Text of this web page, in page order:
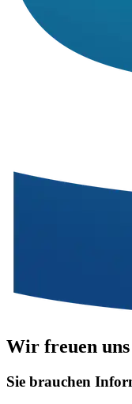
Wir freuen
Sie brauchen